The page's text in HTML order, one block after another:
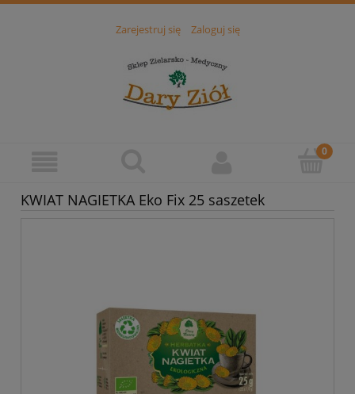
Zarejestruj się Zaloguj się
KWIAT NAGIETKA Eko Fix 25 saszetek